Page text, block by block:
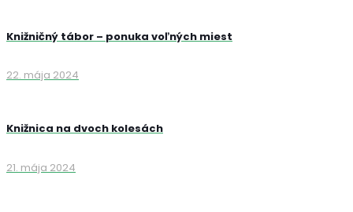
Knižničný tábor – ponuka voľných miest
22. mája 2024
Knižnica na dvoch kolesách
21. mája 2024